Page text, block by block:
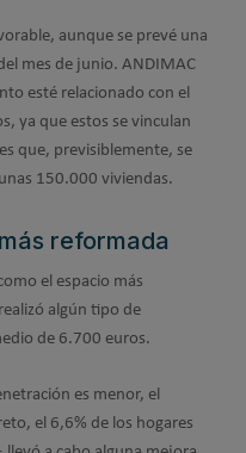
aunque se prevé una
mes de junio. ANDIMAC
esté relacionado con el
ya que estos se vinculan
que, previsiblemente, se
150.000 viviendas.
reformada
el espacio más
algún tipo de
de 6.700 euros.
es menor, el
el 6,6% de los hogares